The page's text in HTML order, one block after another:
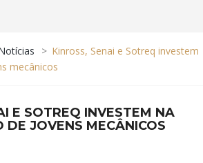
> Kinross, Senai e Sotreq investem
mecânicos
E SOTREQ INVESTEM NA
DE JOVENS MECÂNICOS